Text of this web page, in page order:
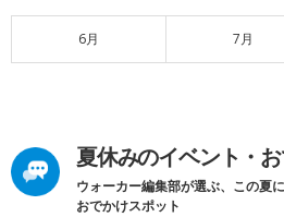
6月 7月
夏休みのイベント・
ウォーカー編集部が選ぶ、この夏
おでかけスポット